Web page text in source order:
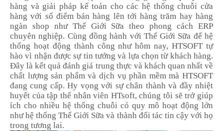
hàng và giải pháp kế toán cho các hệ thống chuỗi cửa
hàng với số điểm bán hàng lên tới hàng trăm hay hàng
ngàn shop như Thế Giới Sữa theo phong cách ERP
chuyên nghiệp. Cùng đồng hành với Thế Giới Sữa để hệ
thống hoạt động thành công như hôm nay, HTSOFT tự
hào vì nhận được sự tin tưởng và lựa chọn từ khách hàng.
Đây là kết quả đánh giá trung thực và khách quan nhất về
chất lượng sản phẩm và dịch vụ phần mềm mà HTSOFT
đang cung cấp. Hy vọng với sự chân thành và đầy nhiệt
huyết của tập thể nhân viên HTsoft,chúng tôi sẽ trởgiúp
ích cho nhiều hệ thống chuỗi có quy mô hoạt động lớn
như hệ thống Thế Giới Sữa và thành đối tác tin cậy với họ
trong tương lai.